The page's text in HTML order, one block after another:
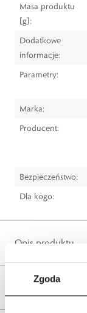
Zgoda
Masa produktu
[g]:
Dodatkowe
informacje:
Parametry:
Marka:
Producent:
Bezpieczeństwo:
Dla kogo:
Opis produktu
Wysyłka